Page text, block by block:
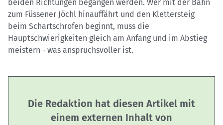
beiden Richtungen begangen werden. Wer mit der Bahn
zum Füssener Jöchl hinauffährt und den Klettersteig
beim Schartschrofen beginnt, muss die
Hauptschwierigkeiten gleich am Anfang und im Abstieg
meistern - was anspruchsvoller ist.
Die Redaktion hat diesen Artikel mit
einem externen Inhalt von